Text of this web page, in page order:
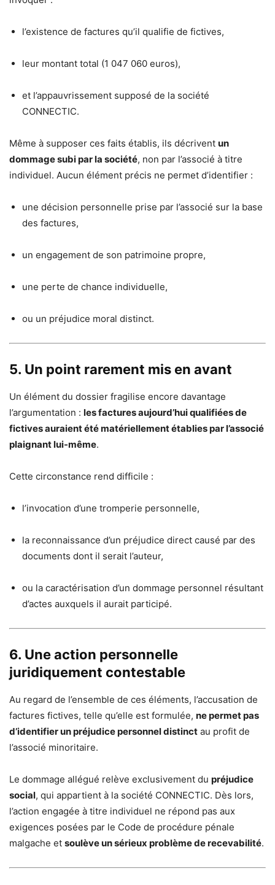
l’existence de factures qu’il qualifie de fictives,
leur montant total (1 047 060 euros),
et l’appauvrissement supposé de la société
CONNECTIC.
Même à supposer ces faits établis, ils décrivent un
dommage subi par la société, non par l’associé à titre
individuel. Aucun élément précis ne permet d’identifier :
une décision personnelle prise par l’associé sur la base
des factures,
un engagement de son patrimoine propre,
une perte de chance individuelle,
ou un préjudice moral distinct.
5. Un point rarement mis en avant
Un élément du dossier fragilise encore davantage
l’argumentation : les factures aujourd’hui qualifiées de
fictives auraient été matériellement établies par l’associé
plaignant lui-même.
Cette circonstance rend difficile :
l’invocation d’une tromperie personnelle,
la reconnaissance d’un préjudice direct causé par des
documents dont il serait l’auteur,
ou la caractérisation d’un dommage personnel résultant
d’actes auxquels il aurait participé.
6. Une action personnelle
juridiquement contestable
Au regard de l’ensemble de ces éléments, l’accusation de
factures fictives, telle qu’elle est formulée, ne permet pas
d’identifier un préjudice personnel distinct au profit de
l’associé minoritaire.
Le dommage allégué relève exclusivement du préjudice
social, qui appartient à la société CONNECTIC. Dès lors,
l’action engagée à titre individuel ne répond pas aux
exigences posées par le Code de procédure pénale
malgache et soulève un sérieux problème de recevabilité.